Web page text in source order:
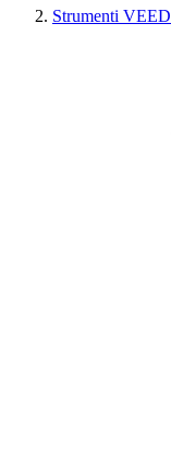
Strumenti VEED